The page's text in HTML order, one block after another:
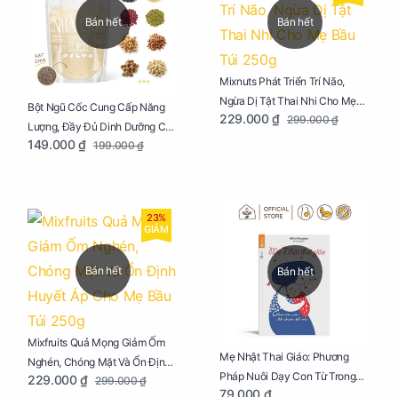
Bán hết
Bột Ngũ Cốc Cung Cấp Năng
Lượng, Đầy Đủ Dinh Dưỡng Cho
Mẹ Bầu Túi 250g
149.000 ₫ 199.000 ₫
Bán hết
Mixnuts Phát Triển Trí Não,
Ngừa Dị Tật Thai Nhi Cho Mẹ
Bầu Túi 250g
229.000 ₫ 299.000 ₫
Bán hết
23%
GIẢM
Mixfruits Quả Mọng Giảm Ốm
Nghén, Chóng Mặt Và Ổn Định
Huyết Áp Cho Mẹ Bầu Túi 250g
229.000 ₫ 299.000 ₫
Bán hết
Mẹ Nhật Thai Giáo: Phương
Pháp Nuôi Dạy Con Từ Trong
79.000 ₫